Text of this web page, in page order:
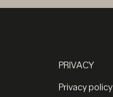
PRIVACY
Privacy policy